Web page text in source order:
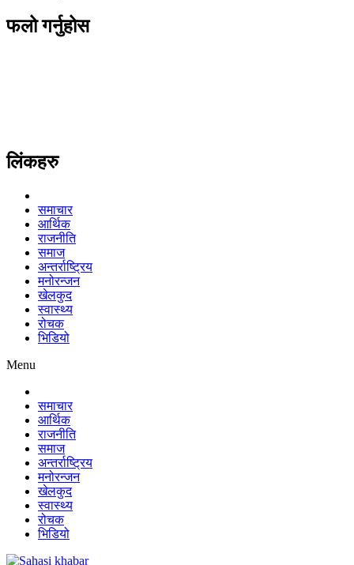
फलो गर्नुहोस
लिंकहरु
समाचार
आर्थिक
राजनीति
समाज
अन्तर्राष्ट्रिय
मनोरन्जन
खेलकुद
स्वास्थ्य
रोचक
भिडियो
Menu
समाचार
आर्थिक
राजनीति
समाज
अन्तर्राष्ट्रिय
मनोरन्जन
खेलकुद
स्वास्थ्य
रोचक
भिडियो